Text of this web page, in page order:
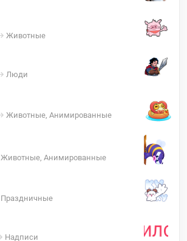
Животные
Люди
Животные, Анимированные
Животные, Анимированные
Праздничные
Надписи